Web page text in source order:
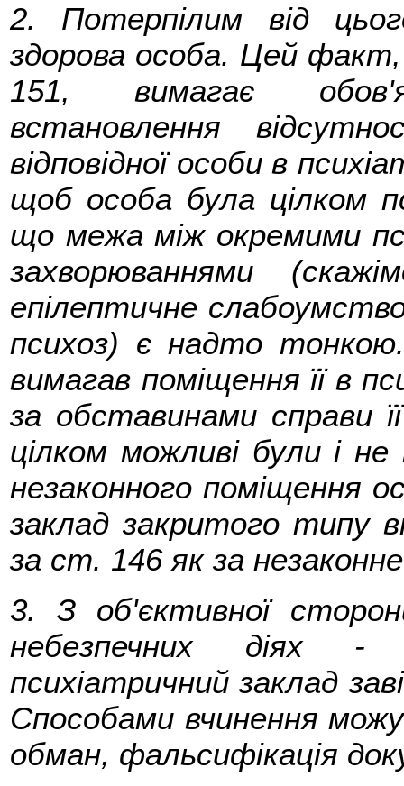
2. Потерпілим від
здорова особа. Цей факт,
151, вимагає
встановлення
відповідної особи в
щоб особа була цілком
що межа між окремими
захворюваннями
епілептичне
психоз) є надто
вимагав поміщення її в
за обставинами справи
цілком можливі були і
незаконного поміщення
заклад закритого типу
за ст. 146 як за
3. З об'єктивної
небезпечних діях -
психіатричний заклад
Способами вчинення
обман, фальсифікація